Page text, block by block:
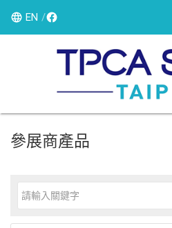
EN
參展商產品